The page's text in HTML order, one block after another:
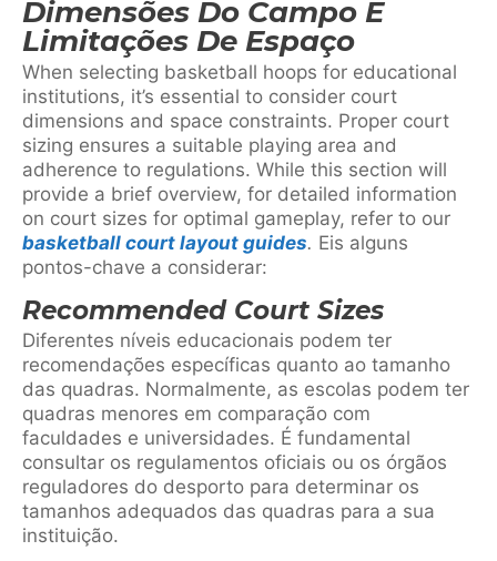
Dimensões Do Campo E
Limitações De Espaço
When selecting basketball hoops for educational
institutions, it’s essential to consider court
dimensions and space constraints. Proper court
sizing ensures a suitable playing area and
adherence to regulations. While this section will
provide a brief overview, for detailed information
on court sizes for optimal gameplay, refer to our
basketball court layout guides. Eis alguns
pontos-chave a considerar:
Recommended Court Sizes
Diferentes níveis educacionais podem ter
recomendações específicas quanto ao tamanho
das quadras. Normalmente, as escolas podem ter
quadras menores em comparação com
faculdades e universidades. É fundamental
consultar os regulamentos oficiais ou os órgãos
reguladores do desporto para determinar os
tamanhos adequados das quadras para a sua
instituição.